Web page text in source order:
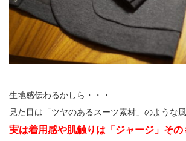
生地感伝わるかしら・・・
見た目は「ツヤのあるスーツ素材」のような
実は着用感や肌触りは「ジャージ」その